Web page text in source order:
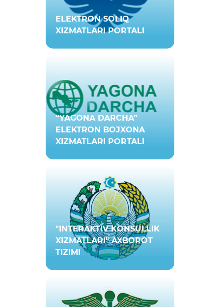
ELEKTRON SOLIQ
XIZMATLARI PORTALI
“YAGONA DARCHA”
ELEKTRON BOJXONA
XIZMATLARI PORTALI
"INTERAKTIV KONSULLIK
XIZMATLARI" AXBOROT
TIZIMI